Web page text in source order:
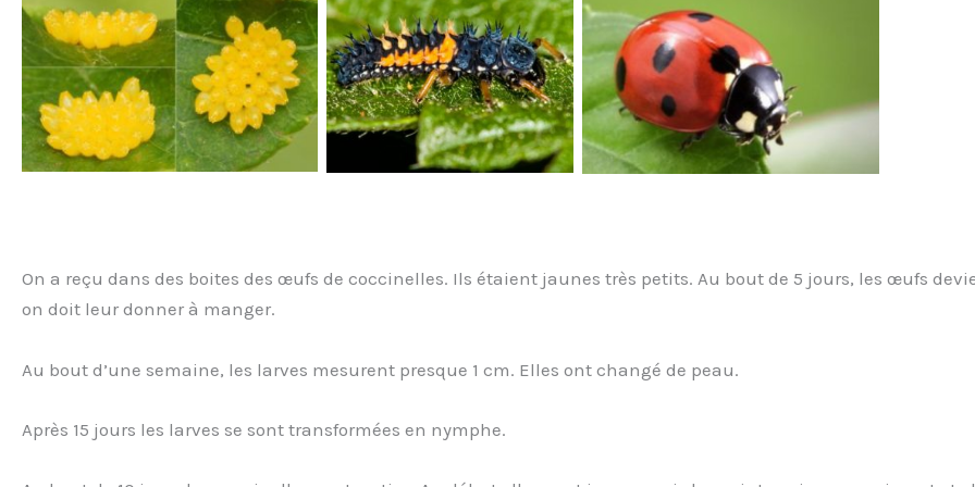
On a reçu dans des boites des œufs de coccinelles. Ils étaient jaunes très petits. Au bout de 5 jours, les œufs
on doit leur donner à manger.
Au bout d’une semaine, les larves mesurent presque 1 cm. Elles ont changé de peau.
Après 15 jours les larves se sont transformées en nymphe.